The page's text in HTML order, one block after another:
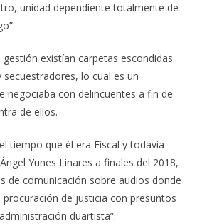
unidad dependiente totalmente de
gestión existían carpetas escondidas
lo cual es un
negociaba con delincuentes a fin de
de ellos.
tiempo que él era Fiscal y todavía
Yunes Linares a finales del 2018,
de comunicación sobre audios donde
procuración de justicia con presuntos
duartista”.